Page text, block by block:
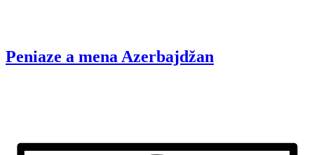
Peniaze a mena Azerbajdžan